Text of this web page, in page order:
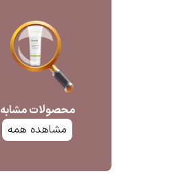
محصولات مشابه
مشاهده همه